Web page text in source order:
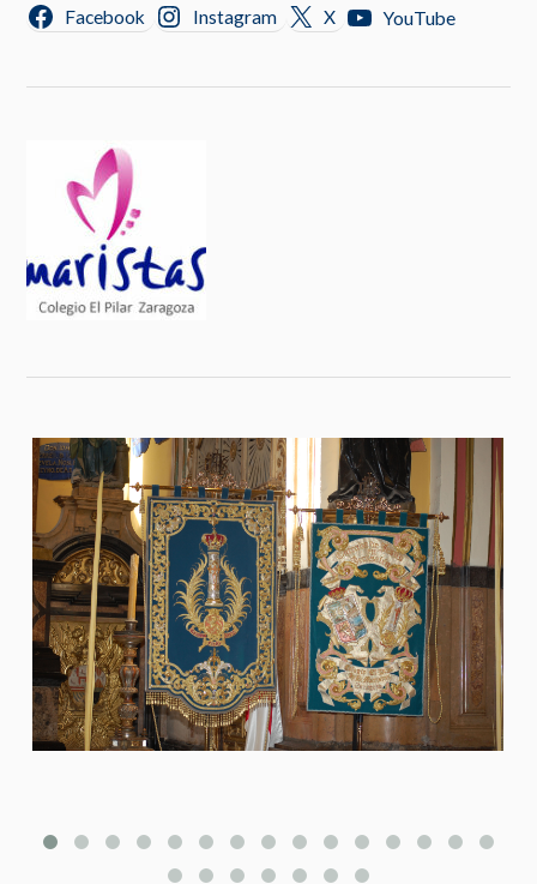
Facebook Instagram X YouTube